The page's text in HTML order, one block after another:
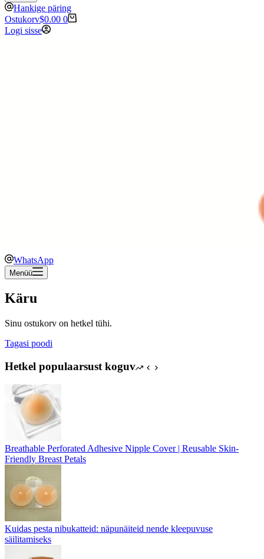
Hankige päring
Ostukorv$0.00 0
Logi sisse
WhatsApp
Menüü
Käru
Sinu ostukorv on hetkel tühi.
Tagasi poodi
Hetkel populaarsust koguv
Breathable Perforated Adhesive Nipple Cover | Reusable Skin-
Friendly Breast Petals
Kuidas pesta nibukatteid: näpunäiteid nende kleepuvuse
säilitamiseks